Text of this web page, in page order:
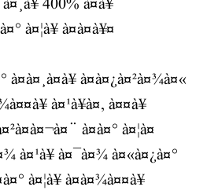
400% à¤à¥
à¤¦à¥ à¤à¤à¥¤
à¤à¤¸à¤à¥ à¤à¤¿à¤²à¤¾à¤«
à¤¹à¥à¤, à¤¤à¥
à¤à¤° à¤¦à¤
à¤¹à¥ à¤¯à¤¾ à¤«à¤¿à¤°
à¤¦à¥ à¤à¤¾à¤¤à¥